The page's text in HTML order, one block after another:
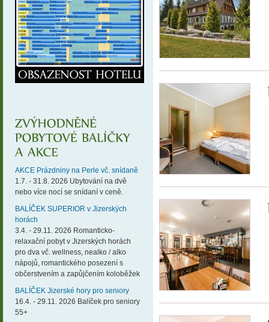
AKCE Prázdniny na Perle vč. snídaně
1.7. - 31.8. 2026 Ubytování na dvě
nebo více nocí se snídaní v ceně.
BALÍČEK SUPERIOR v Jizerských
horách
3.4. - 29.11. 2026 Romanticko-
relaxační pobyt v Jizerských horách
pro dva vč. wellness, nealko / alko
nápojů, romantického posezení s
občerstvením a zapůjčením koloběžek
BALÍČEK Jizerské hory pro seniory
16.4. - 29.11. 2026 Balíček pro seniory
55+